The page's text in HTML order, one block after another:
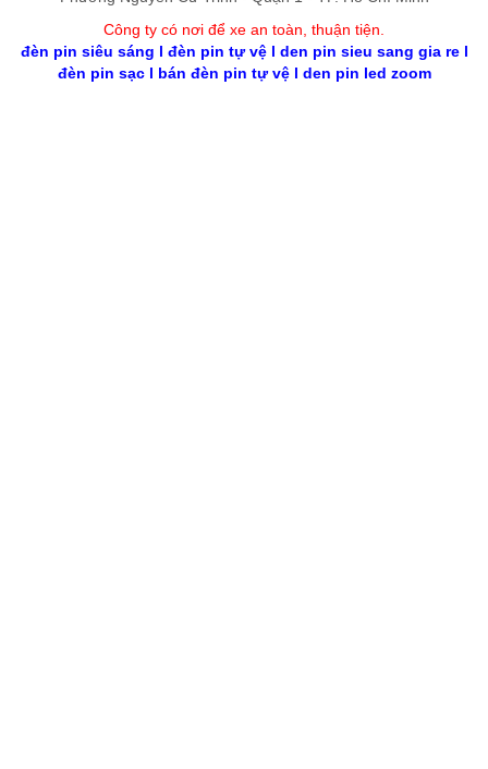
Công ty có nơi để xe an toàn, thuận tiện
đèn pin siêu sáng l đèn pin tự vệl den pin sieu sang gia rel
đèn pin sạcl bán đèn pin tự vệl den pin led zoom